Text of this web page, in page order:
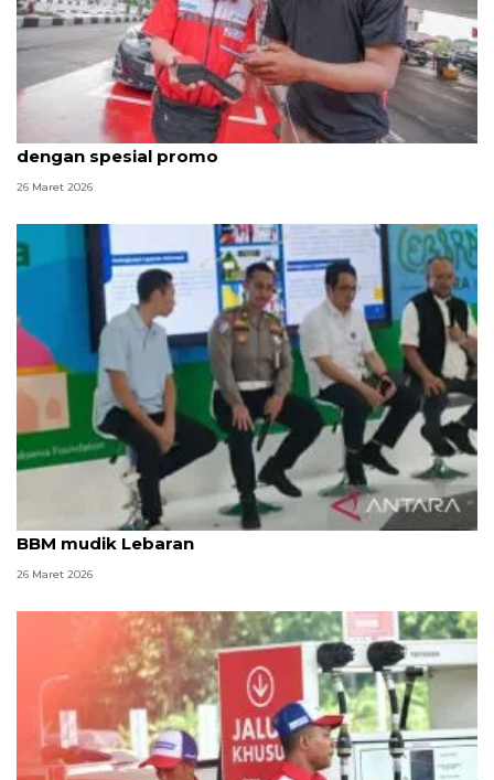
Pertamina Patra Niaga tingkatkan layanan Lebaran
dengan spesial promo
26 Maret 2026
FKBI ingatkan perbaikan soal macet dan distribusi
BBM mudik Lebaran
26 Maret 2026